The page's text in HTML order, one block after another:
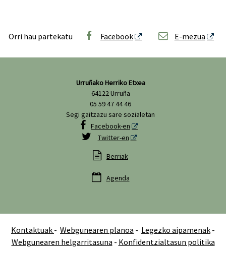
Orri hau partekatu Facebook E-mezua
Urruñako Herriko Etxea
64122 Urruña
05 59 47 44 46
Segi gaitzazu sare sozialetan
 Facebook-en
 Twitter-en
 Berriak
 Agenda
Kontaktuak - Webgunearen planoa - Legezko aipamenak -
Webgunearen helgarritasuna - Konfidentzialtasun politika